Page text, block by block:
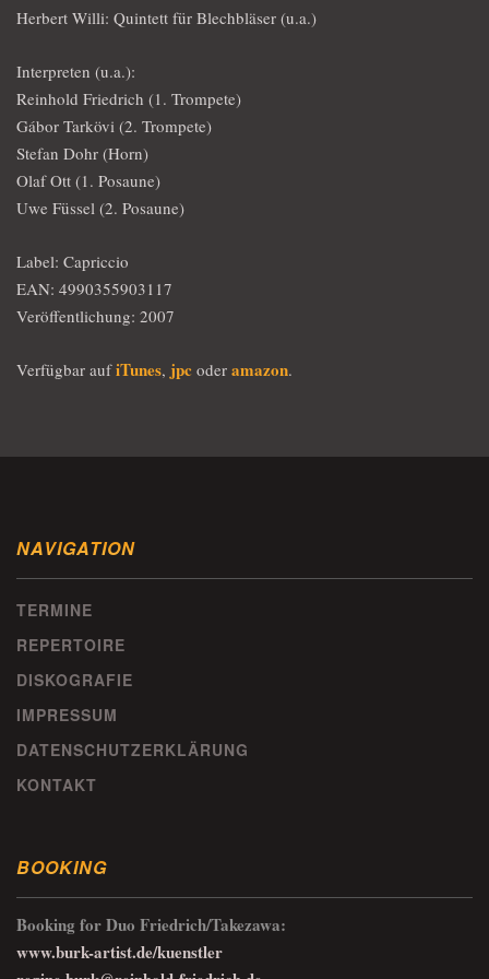
Herbert Willi: Quintett für Blechbläser (u.a.)
Interpreten (u.a.):
Reinhold Friedrich (1. Trompete)
Gábor Tarkövi (2. Trompete)
Stefan Dohr (Horn)
Olaf Ott (1. Posaune)
Uwe Füssel (2. Posaune)
Label: Capriccio
EAN: 4990355903117
Veröffentlichung: 2007
Verfügbar aufiTunes, jpc oder amazon.
NAVIGATION
TERMINE
REPERTOIRE
DISKOGRAFIE
IMPRESSUM
DATENSCHUTZERKLÄRUNG
KONTAKT
BOOKING
Booking for Duo Friedrich/Takezawa:
www.burk-artist.de/kuenstler